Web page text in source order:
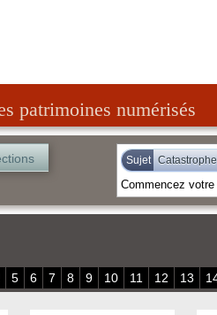
patrimoines numérisés
Sujet Catastrophe
5 6 7 8 9 10 11 12 13